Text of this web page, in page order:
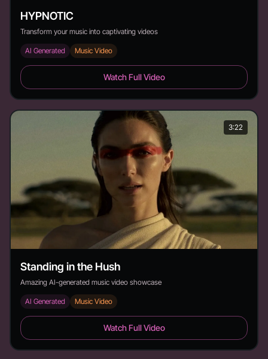
HYPNOTIC
Transform your music into captivating videos
AI Generated Music Video
HYPNOTIC - Duration: 2:08Watch Full Video
3:22
Standing in the Hush
Amazing AI-generated music video showcase
AI Generated Music Video
Standing in the Hush - Duration: 3:22
Watch Full Video